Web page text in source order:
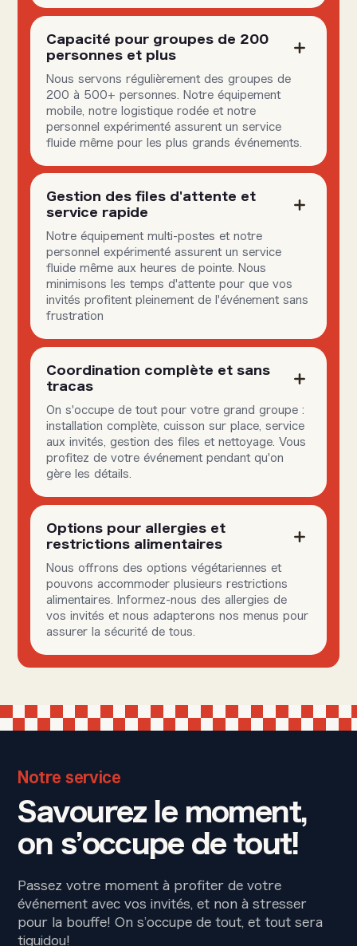
Capacité pour groupes de 200
personnes et plus
Nous servons régulièrement des groupes de
200 à 500+ personnes. Notre équipement
mobile, notre logistique rodée et notre
personnel expérimenté assurent un service
fluide même pour les plus grands événements.
Gestion des files d'attente et
service rapide
Notre équipement multi-postes et notre
personnel expérimenté assurent un service
fluide même aux heures de pointe. Nous
minimisons les temps d'attente pour que vos
invités profitent pleinement de l'événement sans
frustration
Coordination complète et sans
tracas
On s'occupe de tout pour votre grand groupe :
installation complète, cuisson sur place, service
aux invités, gestion des files et nettoyage. Vous
profitez de votre événement pendant qu'on
gère les détails.
Options pour allergies et
restrictions alimentaires
Nous offrons des options végétariennes et
pouvons accommoder plusieurs restrictions
alimentaires. Informez-nous des allergies de
vos invités et nous adapterons nos menus pour
assurer la sécurité de tous.
Notre service
Savourez le moment,
on s’occupe de tout!
Passez votre moment à profiter de votre
événement avec vos invités, et non à stresser
pour la bouffe! On s’occupe de tout, et tout sera
tiguidou!